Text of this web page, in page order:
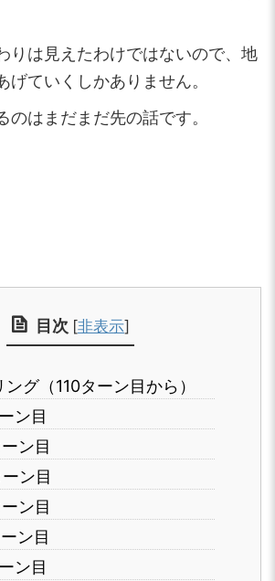
りは見えたわけではないので、地
げていくしかありません。
のはまだまだ先の話です。
目次 [非表示]
ング（110ターン目から）
ン目
ン目
ン目
ン目
ン目
ン目